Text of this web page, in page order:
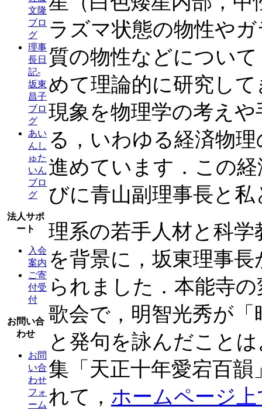
文隆
ブロ
グ
理事
長日
記-
坂東
昌子
ブロ
グ
あい
んし
ゅた
いん
ブロ
グ
法人サポ
ート
入会
案内
ご寄
付受
付
お問い合
わせ
お問
い合
わせ
フォ
ーム
ラズマ状態の物性や
質の物性などについ
めて理論的に研究し
現象を物理学の考え
る，いわゆる経済物
進めています．この
びに青山副理事長と
理系の若手人材と科
を背景に，坂東理事
られました．本能寺
歌会で，明智光秀が
と発句を詠んだこと
集「天正十年愛宕百
れて， ホームページ